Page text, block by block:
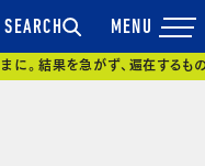
SEARCH
に。結果を急がず、遍在するも